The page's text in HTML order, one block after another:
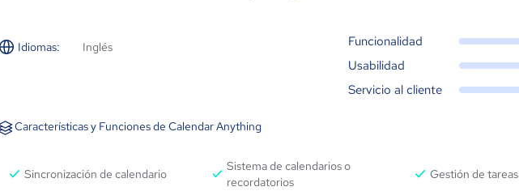
Idiomas: Inglés Funcionalidad
Usabilidad
Servicio al cliente
Características y Funciones de Calendar Anything
Sincronización de calendario
Sistema de calendarios o
recordatorios
Gestión de tareas